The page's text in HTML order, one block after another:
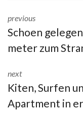
previous
Schoen
meter zum
next
Kiten, Surfen
Apartment in